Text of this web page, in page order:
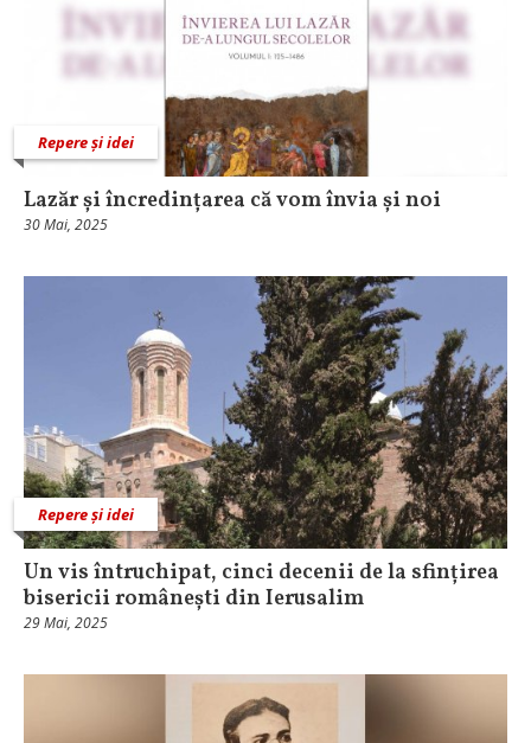
Repere și idei
Lazăr și încredințarea că vom învia și noi
30 Mai, 2025
Repere și idei
Un vis întruchipat, cinci decenii de la sfințirea
bisericii românești din Ierusalim
29 Mai, 2025